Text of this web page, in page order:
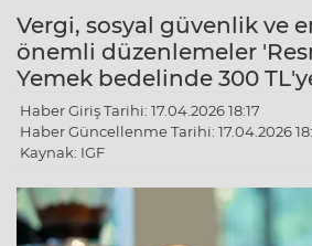
Vergi, sosyal güvenlik ve
önemli düzenlemeler
Yemek bedelinde 300
Haber Giriş Tarihi: 17.04.2026 18:17
Haber Güncellenme Tarihi: 17.04.2026
Kaynak: IGF